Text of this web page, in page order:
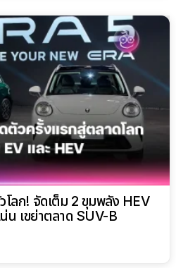
โลก! จัดเต็ม 2 ขุมพลัง HEV
น เขย่าตลาด SUV-B